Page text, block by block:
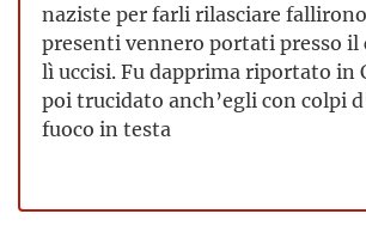
naziste per farli rilasciare
presenti vennero portati presso il
lì uccisi. Fu dapprima riportato in
poi trucidato anch’egli con colpi
fuoco in testa